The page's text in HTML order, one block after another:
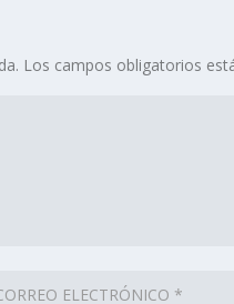
Los campos obligatorios